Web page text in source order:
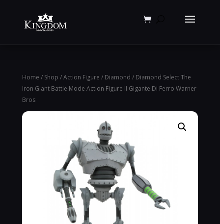
Home / Shop /Action Figure / Diamond / Diamond Select The
Iron Giant Battle Mode Action Figure Il Gigante Di Ferro Warner
Bros